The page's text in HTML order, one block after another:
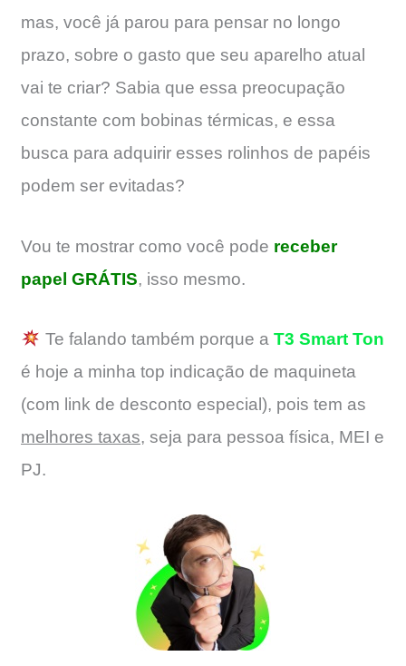
mas, você já parou para pensar no longo
prazo, sobre o gasto que seu aparelho atual
vai te criar? Sabia que essa preocupação
constante com bobinas térmicas, e essa
busca para adquirir esses rolinhos de papéis
podem ser evitadas?
Vou te mostrar como você pode receber
papel GRÁTIS, isso mesmo.
Te falando também porque a T3 Smart Ton
é hoje a minha top indicação de maquineta
(com link de desconto especial), pois tem as
melhores taxas, seja para pessoa física, MEI e
PJ.